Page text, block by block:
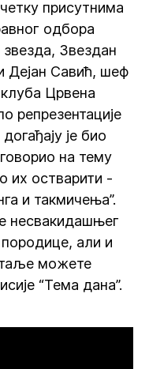
присутнима
одбора
Звездан
Дејан Савић, шеф
Црвена
репрезентације
је био
на тему
их остварити -
и такмичења”.
несвакидашњег
породице, али и
можете
“Тема дана”.